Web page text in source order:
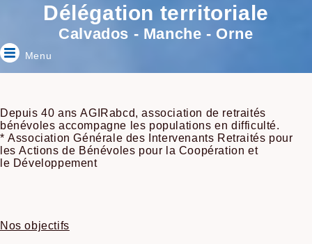
Délégation territoriale
Calvados - Manche - Orne
Menu
Depuis 40 ans AGIRabcd, association de retraités
bénévoles accompagne les populations en difficulté.
* Association Générale des Intervenants Retraités pour
les Actions de Bénévoles pour la Coopération et
le Développement
Nos objectifs